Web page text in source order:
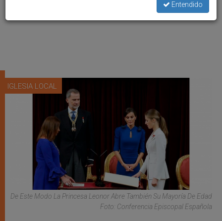
IGLESIA LOCAL
De Este Modo La Princesa Leonor Abre También Su Mayoría De Edad
Foto: Conferencia Episcopal Española
Entendido